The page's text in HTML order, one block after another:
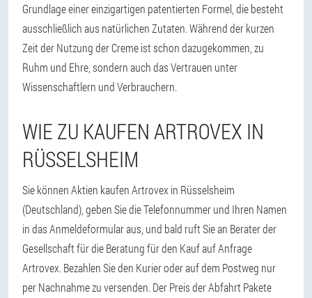
Grundlage einer einzigartigen patentierten Formel, die besteht
ausschließlich aus natürlichen Zutaten. Während der kurzen
Zeit der Nutzung der Creme ist schon dazugekommen, zu
Ruhm und Ehre, sondern auch das Vertrauen unter
Wissenschaftlern und Verbrauchern.
WIE ZU KAUFEN ARTROVEX IN
RÜSSELSHEIM
Sie können Aktien kaufen Artrovex in Rüsselsheim
(Deutschland), geben Sie die Telefonnummer und Ihren Namen
in das Anmeldeformular aus, und bald ruft Sie an Berater der
Gesellschaft für die Beratung für den Kauf auf Anfrage
Artrovex. Bezahlen Sie den Kurier oder auf dem Postweg nur
per Nachnahme zu versenden. Der Preis der Abfahrt Pakete